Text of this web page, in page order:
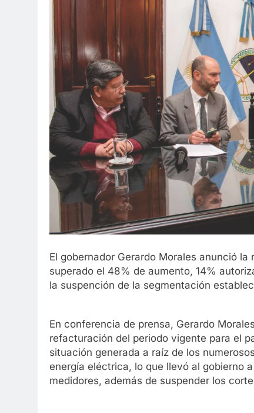
El gobernador Gerardo Morales anunció
superado el 48% de aumento, 14%
la suspención de la segmentación
En conferencia de prensa, Gerardo
refacturación del periodo vigente para el
situación generada a raíz de los
energía eléctrica, lo que llevó al gobierno
medidores, además de suspender los